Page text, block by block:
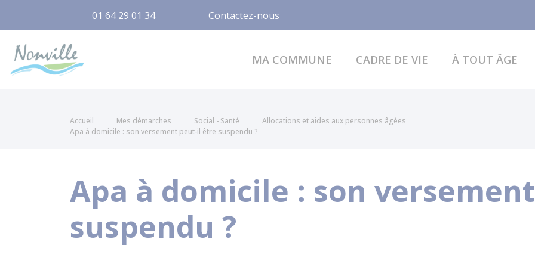
01 64 29 01 34 Contactez-nous
MA COMMUNE CADRE DE VIE À TOUT ÂGE
Accueil Mes démarches Social - Santé
Allocations et aides aux personnes âgées
Apa à domicile : son versement peut-il être suspendu ?
Apa à domicile : son
suspendu ?